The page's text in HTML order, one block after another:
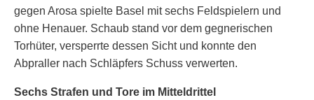
gegen Arosa spielte Basel mit sechs Feldspielern und
ohne Henauer. Schaub stand vor dem gegnerischen
Torhüter, versperrte dessen Sicht und konnte den
Abpraller nach Schläpfers Schuss verwerten.
Sechs Strafen und Tore im Mitteldrittel